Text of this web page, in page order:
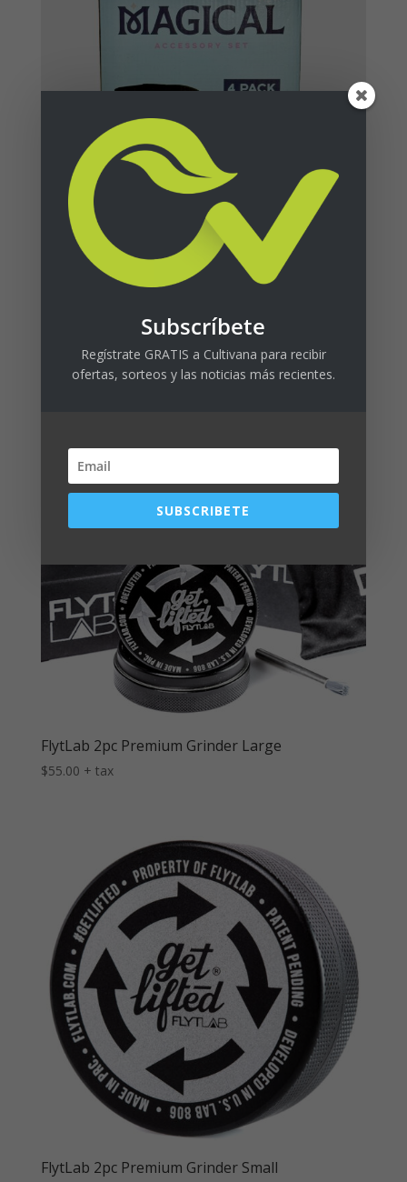
Filtros Magical Paquete de 4
+ tax
FlytLab 2pc Premium Grinder Large
$55.00 + tax
FlytLab 2pc Premium Grinder Small
Subscríbete
Regístrate GRATIS a Cultivana para recibir
ofertas, sorteos y las noticias más recientes.
SUBSCRIBETE